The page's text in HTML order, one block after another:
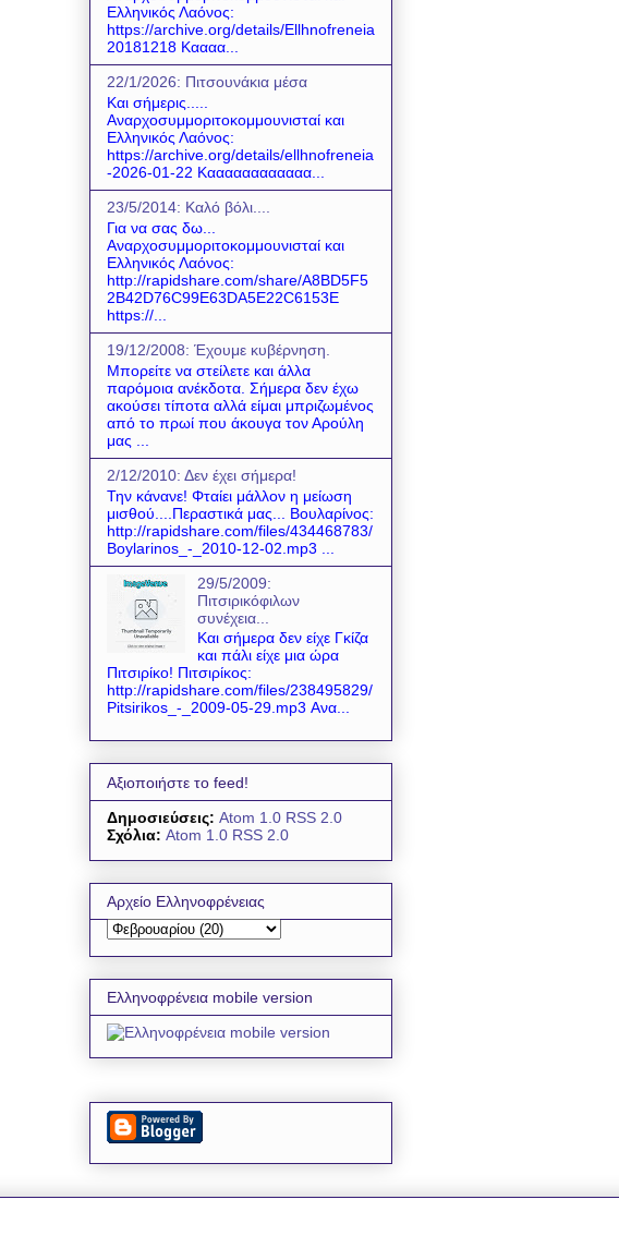
Ελληνικός Λαόνος:
https://archive.org/details/Ellhnofreneia
20181218 Καααα...
22/1/2026: Πιτσουνάκια μέσα
Και σήμερις.....
Αναρχοσυμμοριτοκομμουνισταί και
Ελληνικός Λαόνος:
https://archive.org/details/ellhnofreneia
-2026-01-22 Καααααααααααα...
23/5/2014: Καλό βόλι....
Για να σας δω...
Αναρχοσυμμοριτοκομμουνισταί και
Ελληνικός Λαόνος:
http://rapidshare.com/share/A8BD5F5
2B42D76C99E63DA5E22C6153E
https://...
19/12/2008: Έχουμε κυβέρνηση.
Μπορείτε να στείλετε και άλλα
παρόμοια ανέκδοτα. Σήμερα δεν έχω
ακούσει τίποτα αλλά είμαι μπριζωμένος
από το πρωί που άκουγα τον Αρούλη
μας ...
2/12/2010: Δεν έχει σήμερα!
Την κάνανε! Φταίει μάλλον η μείωση
μισθού....Περαστικά μας... Βουλαρίνος:
http://rapidshare.com/files/434468783/
Boylarinos_-_2010-12-02.mp3 ...
29/5/2009:
Πιτσιρικόφιλων
συνέχεια...
Και σήμερα δεν είχε Γκίζα
και πάλι είχε μια ώρα
Πιτσιρίκο! Πιτσιρίκος:
http://rapidshare.com/files/238495829/
Pitsirikos_-_2009-05-29.mp3 Ανα...
Αξιοποιήστε το feed!
Δημοσιεύσεις: Atom 1.0 RSS 2.0
Σχόλια: Atom 1.0 RSS 2.0
Αρχείο Ελληνοφρένειας
Ελληνοφρένεια mobile version